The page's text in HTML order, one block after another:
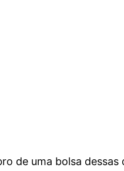
de uma bolsa